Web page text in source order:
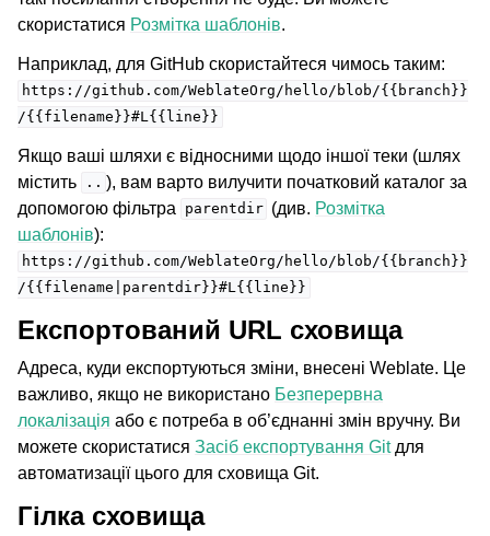
скористатися Розмітка шаблонів.
Наприклад, для GitHub скористайтеся чимось таким:
https://github.com/WeblateOrg/hello/blob/{{branch}}
/{{filename}}#L{{line}}
Якщо ваші шляхи є відносними щодо іншої теки (шлях
містить
.. ), вам варто вилучити початковий каталог за
допомогою фільтра
parentdir (див. Розмітка
шаблонів):
https://github.com/WeblateOrg/hello/blob/{{branch}}
/{{filename|parentdir}}#L{{line}}
Експортований URL сховища
Адреса, куди експортуються зміни, внесені Weblate. Це
важливо, якщо не використано Безперервна
локалізація або є потреба в об’єднанні змін вручну. Ви
можете скористатися Засіб експортування Gitдля
автоматизації цього для сховища Git.
Гілка сховища